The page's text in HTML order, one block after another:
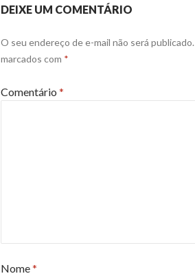
DEIXE UM COMENTÁRIO
O seu endereço de e-mail não será publicado.
marcados com *
Comentário *
Nome*